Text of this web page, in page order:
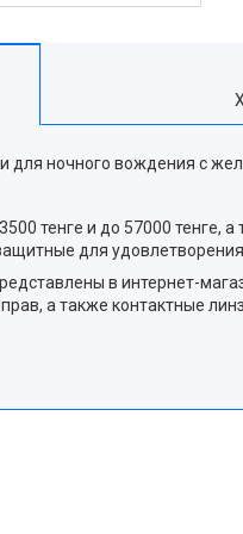
для ночного вождения с
тенге и до 57000 тенге,
для удовлетворения
в интернет-
а также контактные